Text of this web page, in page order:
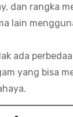
dan rangka
lain
ada
yang bisa